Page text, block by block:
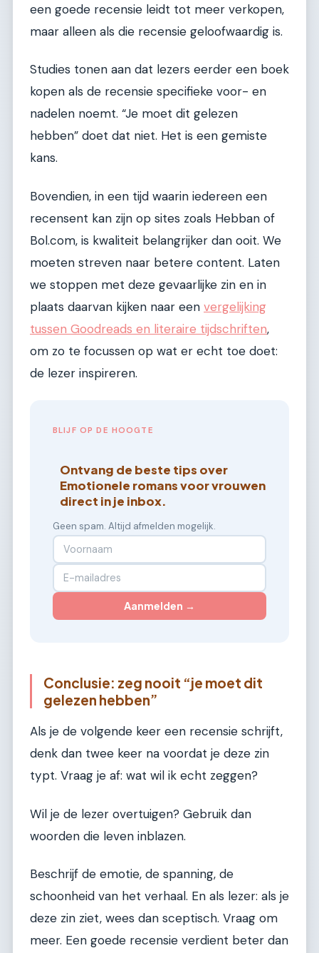
een goede recensie leidt tot meer verkopen,
maar alleen als die recensie geloofwaardig is.
Studies tonen aan dat lezers eerder een boek
kopen als de recensie specifieke voor- en
nadelen noemt. “Je moet dit gelezen
hebben” doet dat niet. Het is een gemiste
kans.
Bovendien, in een tijd waarin iedereen een
recensent kan zijn op sites zoals Hebban of
Bol.com, is kwaliteit belangrijker dan ooit. We
moeten streven naar betere content. Laten
we stoppen met deze gevaarlijke zin en in
plaats daarvan kijken naar een vergelijking
tussen Goodreads en literaire tijdschriften,
om zo te focussen op wat er echt toe doet:
de lezer inspireren.
BLIJF OP DE HOOGTE
Ontvang de beste tips over
Emotionele romans voor vrouwen
direct in je inbox.
Geen spam. Altijd afmelden mogelijk.
Aanmelden →
Conclusie: zeg nooit “je moet dit
gelezen hebben”
Als je de volgende keer een recensie schrijft,
denk dan twee keer na voordat je deze zin
typt. Vraag je af: wat wil ik echt zeggen?
Wil je de lezer overtuigen? Gebruik dan
woorden die leven inblazen.
Beschrijf de emotie, de spanning, de
schoonheid van het verhaal. En als lezer: als je
deze zin ziet, wees dan sceptisch. Vraag om
meer. Een goede recensie verdient beter dan